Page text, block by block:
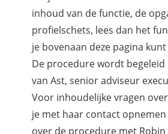
inhoud van de functie, de
profielschets, lees dan het
je bovenaan deze pagina
De procedure wordt
van Ast, senior adviseur
Voor inhoudelijke vragen
je met haar contact
over de procedure met Robin